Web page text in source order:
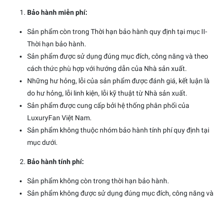
Bảo hành miễn phí:
Sản phẩm còn trong Thời hạn bảo hành quy định tại mục II-
Thời hạn bảo hành.
Sản phẩm được sử dụng đúng mục đích, công năng và theo
cách thức phù hợp với hướng dẫn của Nhà sản xuất.
Những hư hỏng, lỗi của sản phẩm được đánh giá, kết luận là
do hư hỏng, lỗi linh kiện, lỗi kỹ thuật từ Nhà sản xuất.
Sản phẩm được cung cấp bởi hệ thống phân phối của
LuxuryFan Việt Nam.
Sản phẩm không thuộc nhóm bảo hành tính phí quy định tại
mục dưới.
Bảo hành tính phí:
Sản phẩm không còn trong thời hạn bảo hành.
Sản phẩm không được sử dụng đúng mục đích, công năng và